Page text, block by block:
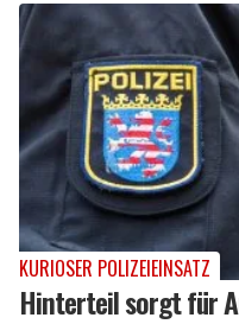
KURIOSER POLIZEIEINSATZ
Hinterteil sorgt für